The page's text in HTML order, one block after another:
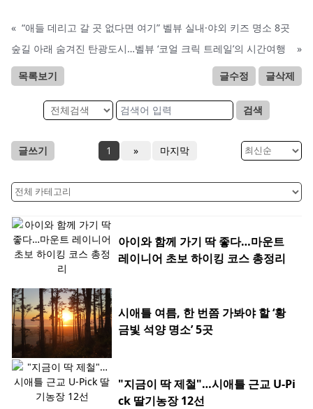
« “애들 데리고 갈 곳 없다면 여기” 벨뷰 실내·야외 키즈 명소 8곳
숲길 아래 숨겨진 탄광도시…벨뷰 ‘코얼 크릭 트레일’의 시간여행
»
목록보기 글수정 글삭제
검색
글쓰기 1 » 마지막
아이와 함께 가기 딱 좋다…마운트
레이니어 초보 하이킹 코스 총정리
시애틀 여름, 한 번쯤 가봐야 할 ‘황
금빛 석양 명소’ 5곳
"지금이 딱 제철"…시애틀 근교 U-Pi
ck 딸기농장 12선